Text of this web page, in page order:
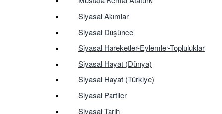
Siyasal Akımlar
Siyasal Düşünce
Siyasal Hareketler-Eylemler-Topluluklar
Siyasal Hayat (Dünya)
Siyasal Hayat (Türkiye)
Siyasal Partiler
Siyasal Tarih